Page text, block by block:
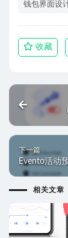
钱包界面设
收藏
下一篇
Evento活动
相关文章